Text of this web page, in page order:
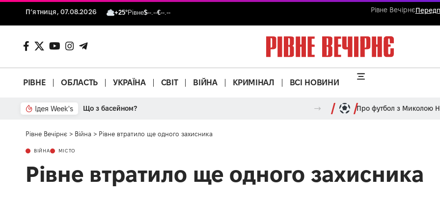
П’ятниця, 07.08.2026 +25°Рівне$--.--€--.-- Рівне Вечірнє
РІВНЕ ОБЛАСТЬ УКРАЇНА СВІТ ВІЙНА КРИМІНАЛ ВСІ НОВИНИ
Ідея Week's Від паркану до картонки Про футбол з Миколою
Рівне Вечірнє > Війна > Рівне втратило ще одного захисника
ВІЙНА МІСТО
Рівне втратило ще одного захисника